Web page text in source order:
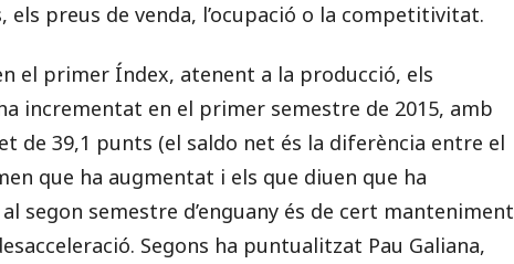
preus de venda, l’ocupació o la competitivitat.
el primer Índex, atenent a la producció, els
incrementat en el primer semestre de 2015, amb
de 39,1 punts (el saldo net és la diferència entre el
que ha augmentat i els que diuen que ha
segon semestre d’enguany és de cert manteniment
Segons ha puntualitzat Pau Galiana,